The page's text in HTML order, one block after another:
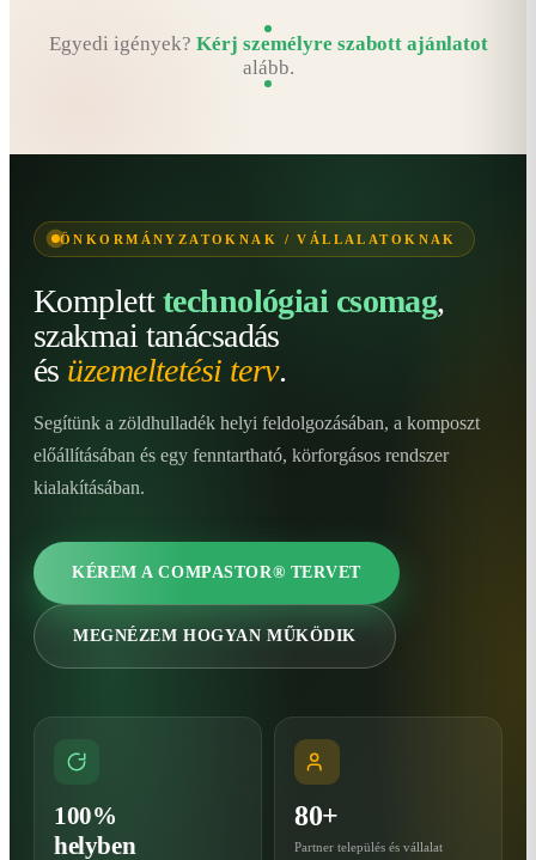
Egyedi igények? Kérj személyre szabott ajánlatot
alább.
ÖNKORMÁNYZATOKNAK / VÁLLALATOKNAK
Kompletttechnológiai csomag,
szakmai tanácsadás
és üzemeltetési terv.
Segítünk a zöldhulladék helyi feldolgozásában, a komposzt
előállításában és egy fenntartható, körforgásos rendszer
kialakításában.
KÉREM A COMPASTOR® TERVET
MEGNÉZEM HOGYAN MŰKÖDIK
100%
helyben
80+
Partner település és vállalat